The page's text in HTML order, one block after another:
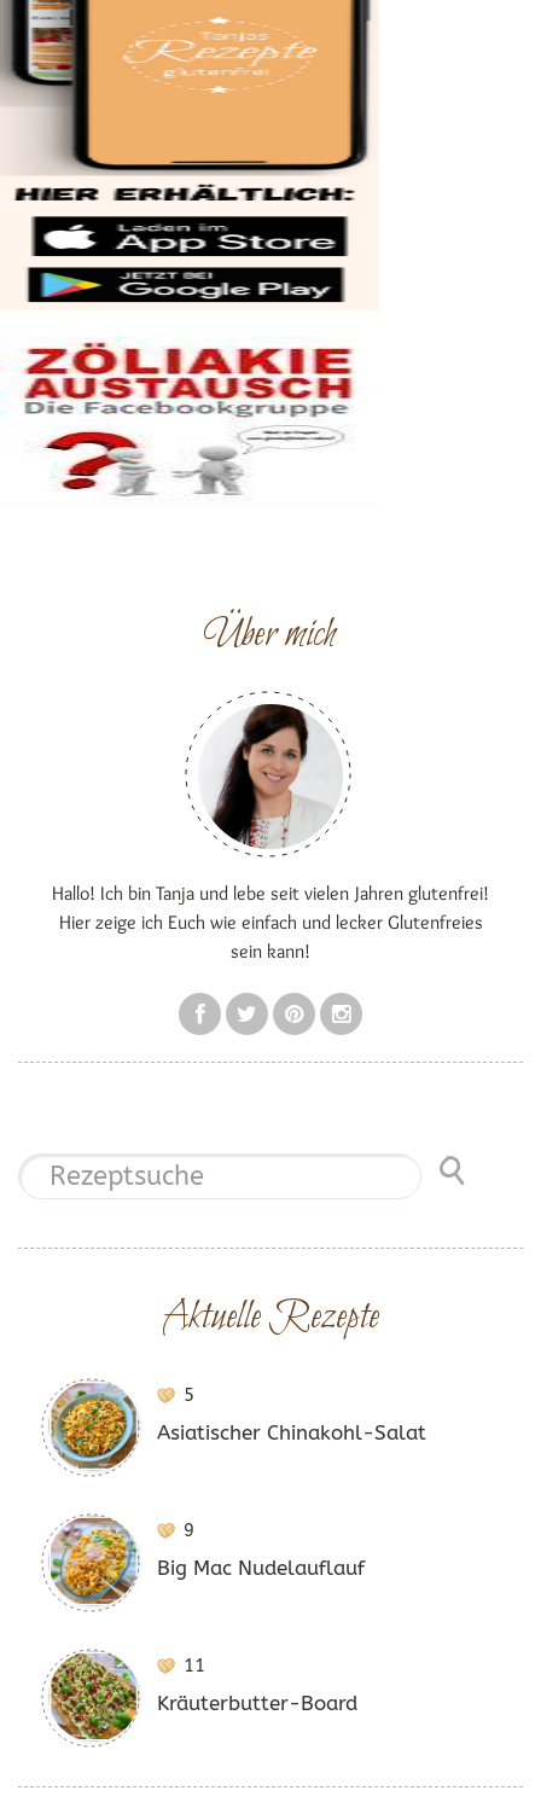
Über mich
Hallo! Ich bin Tanja und lebe seit vielen Jahren glutenfrei!
Hier zeige ich Euch wie einfach und lecker Glutenfreies
sein kann!
Aktuelle Rezepte
5
Asiatischer Chinakohl-Salat
9
Big Mac Nudelauflauf
11
Kräuterbutter-Board